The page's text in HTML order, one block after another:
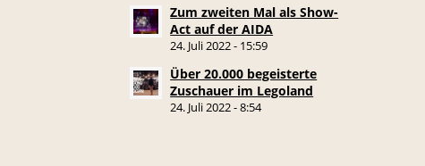
Zum zweiten Mal als Show-
Act auf der AIDA
24. Juli 2022 - 15:59
Über 20.000 begeisterte
Zuschauer im Legoland
24. Juli 2022 - 8:54